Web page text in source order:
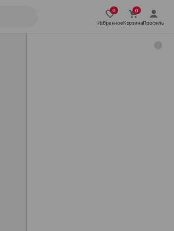
ИзбранноеКорзинаПрофиль